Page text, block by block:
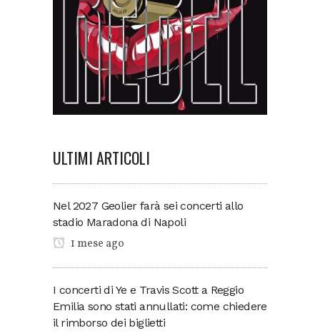
ULTIMI ARTICOLI
Nel 2027 Geolier farà sei concerti allo
stadio Maradona di Napoli
1 mese ago
I concerti di Ye e Travis Scott a Reggio
Emilia sono stati annullati: come chiedere
il rimborso dei biglietti